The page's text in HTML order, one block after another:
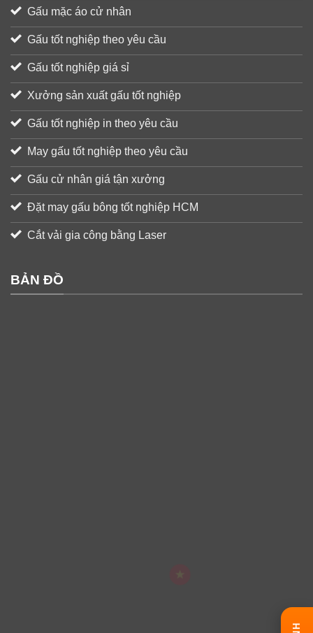
Gấu mặc áo cử nhân
Gấu tốt nghiệp theo yêu cầu
Gấu tốt nghiệp giá sỉ
Xưởng sản xuất gấu tốt nghiệp
Gấu tốt nghiệp in theo yêu cầu
May gấu tốt nghiệp theo yêu cầu
Gấu cử nhân giá tận xưởng
Đặt may gấu bông tốt nghiệp HCM
Cắt vải gia công bằng Laser
BẢN ĐỒ